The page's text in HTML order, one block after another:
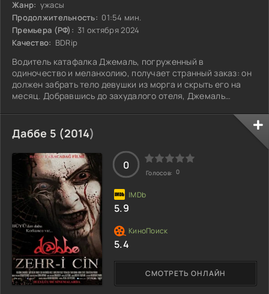
Жанр: ужасы
Продолжительность: 01:54 мин.
Премьера (РФ): 31 октября 2024
Качество: BDRip
Водитель катафалка Джемаль, погруженный в
одиночество и меланхолию, получает странный заказ: он
должен забрать тело девушки из морга и скрыть его на
месяц. Добравшись до захудалого отеля, Джемаль
неживое существо, по образу и подобию человеческому,
вызывает у него странные чувства. Несмотря на
опасность, он не может избавиться от жалости к девушке.
Вдобавок оказывается, что ее существование связано с
жутким требованием: для поддержания жизни ей
Даббе 5 (2014)
СМОТРЕТЬ ОНЛАЙН
0
Голосов: 0
5.9
5.4